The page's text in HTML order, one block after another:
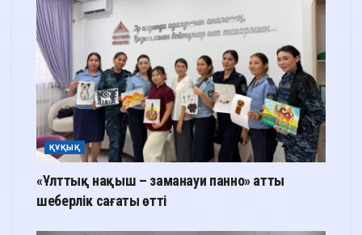
ҚҰҚЫҚ
«Ұлттық нақыш – заманауи панно» атты
шеберлік сағаты өтті